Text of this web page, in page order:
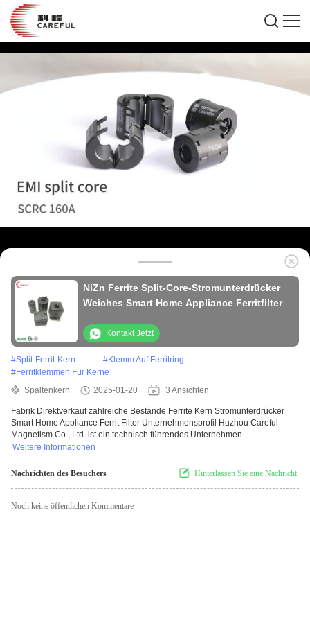
NiZn Ferrite Split-Core-Stromunterdrücker
Weiches Smart Home Appliance Ferritfilter
Kontakt Jetzt
#Split-Ferrit-Kern #Klemm Auf Ferritring
#Ferritklemmen Für Kerne
Spaltenkern
2025-01-20 3 Ansichten
Fabrik Direktverkauf zahlreiche Bestände Ferrite Kern Stromunterdrücker
Smart Home Appliance Ferrit Filter Unternehmensprofil Huzhou Careful
Magnetism Co., Ltd. ist ein technisch führendes Unternehmen...
Weitere Informationen
Nachrichten des Besuchers Hinterlassen Sie eine Nachricht.
Noch keine öffentlichen Kommentare